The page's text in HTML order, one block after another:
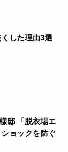
した理由3選
邸 「脱衣場エ
ョックを防ぐ